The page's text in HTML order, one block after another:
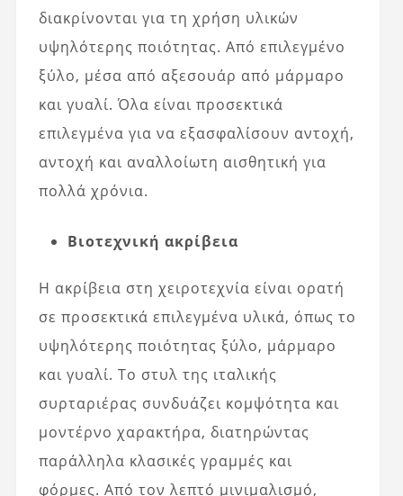
διακρίνονται για τη χρήση υλικών
υψηλότερης ποιότητας. Από επιλεγμένο
ξύλο, μέσα από αξεσουάρ από μάρμαρο
και γυαλί. Όλα είναι προσεκτικά
επιλεγμένα για να εξασφαλίσουν αντοχή,
αντοχή και αναλλοίωτη αισθητική για
πολλά χρόνια.
Βιοτεχνική ακρίβεια
Η ακρίβεια στη χειροτεχνία είναι ορατή
σε προσεκτικά επιλεγμένα υλικά, όπως το
υψηλότερης ποιότητας ξύλο, μάρμαρο
και γυαλί. Το στυλ της ιταλικής
συρταριέρας συνδυάζει κομψότητα και
μοντέρνο χαρακτήρα, διατηρώντας
παράλληλα κλασικές γραμμές και
φόρμες. Από τον λεπτό μινιμαλισμό,